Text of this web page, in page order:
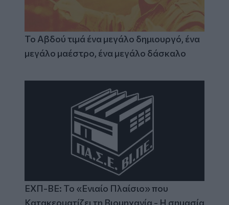
Το Αβδού τιμά ένα μεγάλο δημιουργό, ένα
μεγάλο μαέστρο, ένα μεγάλο δάσκαλο
ΕΧΠ-ΒΕ: Το «Ενιαίο Πλαίσιο» που
Κατακερματίζει τη Βιομηχανία - Η σημασία